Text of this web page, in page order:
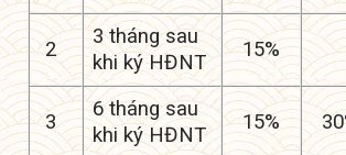
2
3 tháng sau
khi ký HĐNT
15%
3
6 tháng sau
khi ký HĐNT
15%